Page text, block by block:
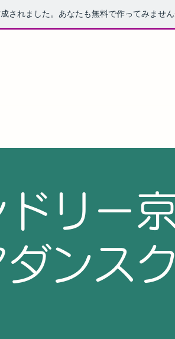
されました。あなたも無料で作ってみません
リー
ダンス